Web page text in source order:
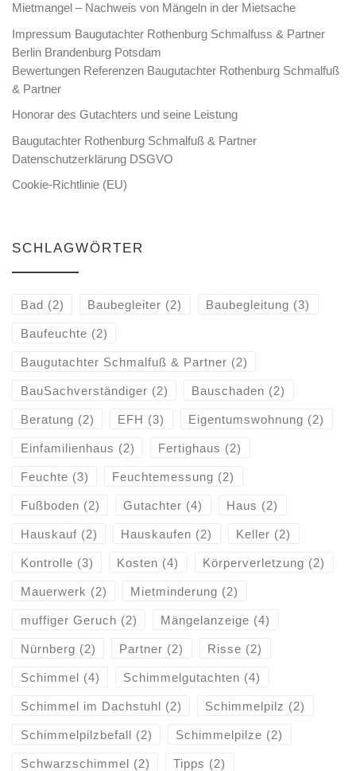
Mietmangel – Nachweis von Mängeln in der Mietsache
Impressum Baugutachter Rothenburg Schmalfuss & Partner
Berlin Brandenburg Potsdam
Bewertungen Referenzen Baugutachter Rothenburg Schmalfuß
& Partner
Honorar des Gutachters und seine Leistung
Baugutachter Rothenburg Schmalfuß & Partner
Datenschutzerklärung DSGVO
Cookie-Richtlinie (EU)
SCHLAGWÖRTER
Bad (2) Baubegleiter (2) Baubegleitung (3)
Baufeuchte (2)
Baugutachter Schmalfuß & Partner (2)
BauSachverständiger (2) Bauschaden (2)
Beratung (2) EFH (3) Eigentumswohnung (2)
Einfamilienhaus (2) Fertighaus (2)
Feuchte (3) Feuchtemessung (2)
Fußboden (2) Gutachter (4) Haus (2)
Hauskauf(2) Hauskaufen (2) Keller (2)
Kontrolle (3) Kosten (4) Körperverletzung (2)
Mauerwerk (2) Mietminderung (2)
muffiger Geruch (2) Mängelanzeige (4)
Nürnberg (2) Partner (2) Risse (2)
Schimmel (4) Schimmelgutachten (4)
Schimmel im Dachstuhl (2) Schimmelpilz (2)
Schimmelpilzbefall (2) Schimmelpilze (2)
Schwarzschimmel (2) Tipps (2)